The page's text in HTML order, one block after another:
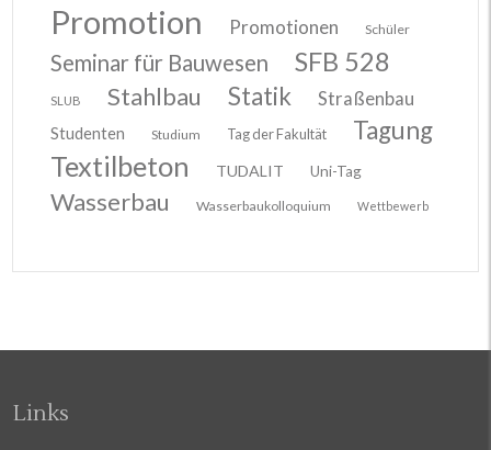
Promotion Promotionen Schüler
Seminar für Bauwesen SFB 528
SLUB Stahlbau Statik Straßenbau
Studenten Studium Tag der Fakultät Tagung
Textilbeton TUDALIT Uni-Tag
Wasserbau Wasserbaukolloquium Wettbewerb
Links